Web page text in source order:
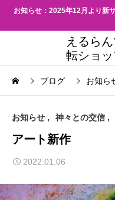
お知らせ：2025年12月より新
えるら
転ショ
ブログ お知ら
お知らせ 神々との交信
アート新作
2022.01.06